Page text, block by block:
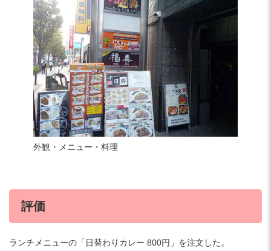
外観・メニュー・料理
評価
ランチメニューの「日替わりカレー 800円」を注文した。